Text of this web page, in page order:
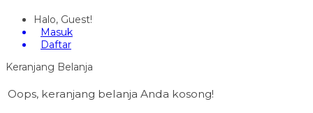
Halo, Guest!
Masuk
Daftar
Keranjang Belanja
Oops, keranjang belanja Anda kosong!